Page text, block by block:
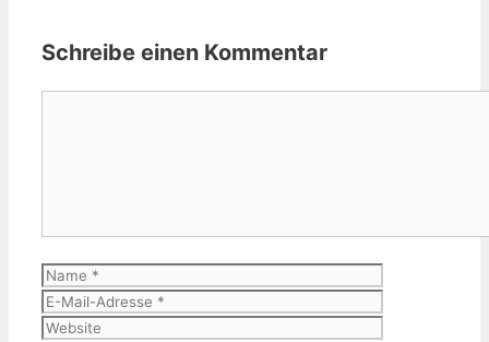
Schreibe einen Kommentar
Name